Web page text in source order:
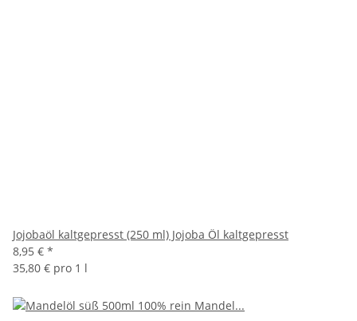
Jojobaöl kaltgepresst (250 ml) Jojoba Öl kaltgepresst
8,95 € *
35,80 € pro 1 l